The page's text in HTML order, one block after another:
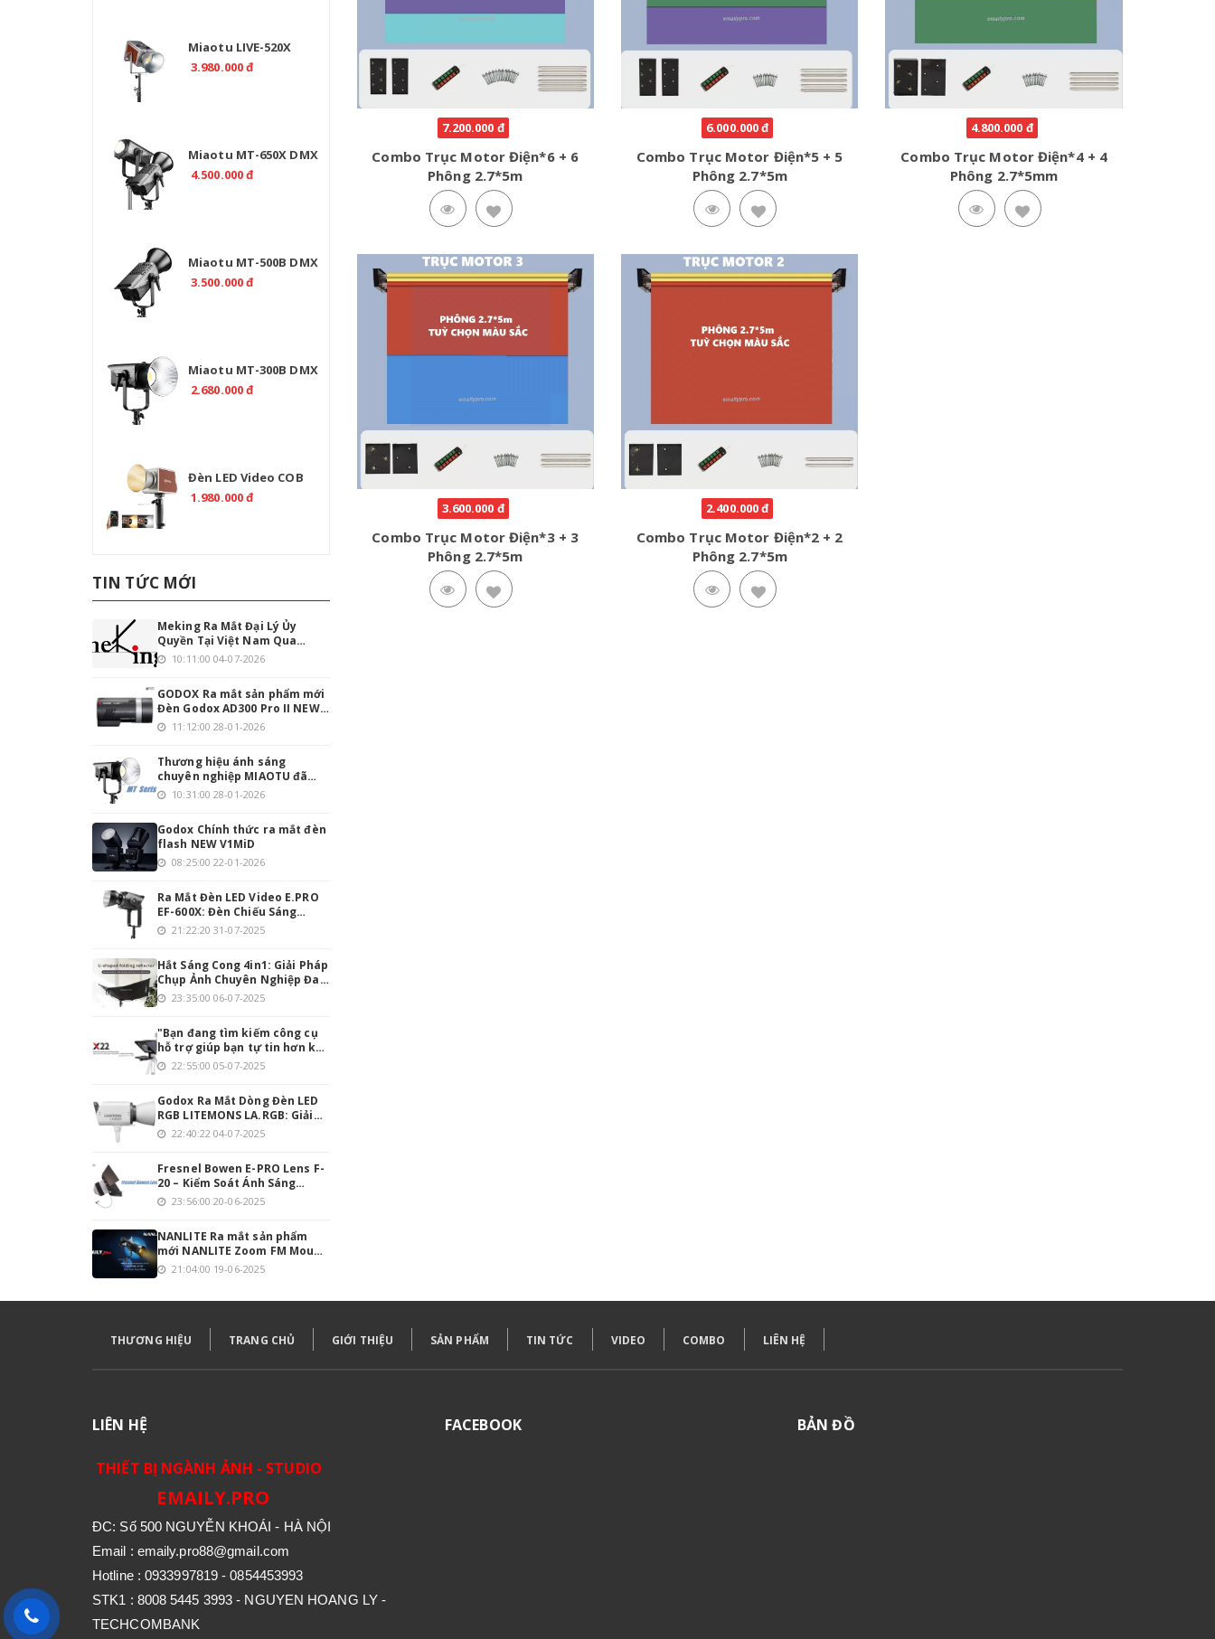
Miaotu LIVE-520X
Professional 520W Bi
3.980.000 đ
Miaotu MT-650X DMX
Professional 650W –
4.500.000 đ
Miaotu MT-500B DMX
Professional 500W Bi
3.500.000 đ
Miaotu MT-300B DMX
Professional 300W Bi
2.680.000 đ
Đèn LED Video COB
TOLIFO PL-200B Bi-
1.980.000 đ
TIN TỨC MỚI
Meking Ra Mắt Đại Lý Ủy
Quyền Tại Việt Nam Qua
Emaily.pro
10:11:00 04-07-2026
GODOX Ra mắt sản phẩm mới
Đèn Godox AD300 Pro II NEW
phiên bản nâng cấp
11:12:00 28-01-2026
Thương hiệu ánh sáng
chuyên nghiệp MIAOTU đã
chính thức đặt chân vào thị
10:31:00 28-01-2026
Godox Chính thức ra mắt đèn
flash NEW V1MiD
08:25:00 22-01-2026
Ra Mắt Đèn LED Video E.PRO
EF-600X: Đèn Chiếu Sáng
Mạnh Mẽ Cho Người Đam Mê
21:22:20 31-07-2025
Hắt Sáng Cong 4in1: Giải Pháp
Chụp Ảnh Chuyên Nghiệp Đa
Năng23:35:00 06-07-2025
"Bạn đang tìm kiếm công cụ
hỗ trợ giúp bạn tự tin hơn khi
thuyết trình hoặc quay
Professionnel 22 Inch chính
là giải pháp hoàn hảo cho
bạn!
22:55:00 05-07-2025
Godox Ra Mắt Dòng Đèn LED
RGB LITEMONS LA.RGB: Giải
Pháp Chiếu Sáng Toàn Diện
22:40:22 04-07-2025
Fresnel Bowen E-PRO Lens F-
20 – Kiểm Soát Ánh Sáng
Chính Xác, Tối Ưu Hóa Quay
23:56:00 20-06-2025
NANLITE Ra mắt sản phẩm
mới NANLITE Zoom FM Mount
Projection 18°-36°
21:04:00 19-06-2025
7.200.000 đ
Combo Trục Motor Điện*6 + 6
Phông 2.7*5m
6.000.000 đ
Combo Trục Motor Điện*5 + 5
Phông 2.7*5m
4.800.000 đ
Combo Trục Motor Điện*4 + 4
Phông 2.7*5mm
3.600.000 đ
Combo Trục Motor Điện*3 + 3
Phông 2.7*5m
2.400.000 đ
Combo Trục Motor Điện*2 + 2
Phông 2.7*5m
THƯƠNG HIỆU TRANG CHỦ GIỚI THIỆU SẢN PHẨM TIN TỨC VIDEO COMBO LIÊN HỆ
LIÊN HỆ
THIẾT BỊ NGÀNH ẢNH - STUDIO
EMAILY.PRO
ĐC: Số 500 NGUYỄN KHOÁI - HÀ NỘI
Email : emaily.pro88@gmail.com
Hotline : 0933997819 - 0854453993
STK1 : 8008 5445 3993 - NGUYEN HOANG LY -
TECHCOMBANK
FACEBOOK BẢN ĐỒ